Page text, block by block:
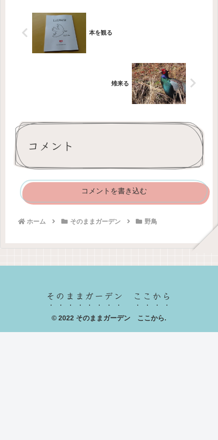
本を観る
雉来る
コメント
コメントを書き込む
ホーム そのままガーデン 野鳥
そのままガーデン ここから
© 2022 そのままガーデン ここから.